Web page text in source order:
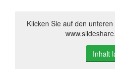
Klicken Sie auf den
Inhalt